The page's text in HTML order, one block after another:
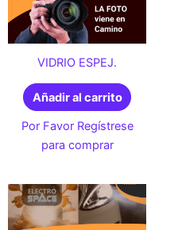
VIDRIO ESPEJ.
Añadir al carrito
Por Favor Regístrese
para comprar